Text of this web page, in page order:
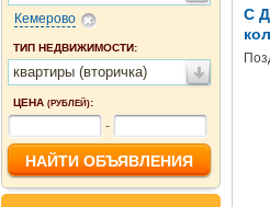
Кемерово
ТИП НЕДВИЖИМОСТИ:
квартиры (вторичка)
ЦЕНА (РУБЛЕЙ):
-
С